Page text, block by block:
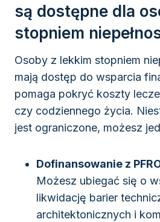
są dostępne dla
stopniem
Osoby z lekkim stopniem
mają dostęp do wsparcia
pomaga pokryć koszty
czy codziennego życia.
jest ograniczone, możesz
Dofinansowanie z
Możesz ubiegać się o
likwidację barier
architektonicznych i